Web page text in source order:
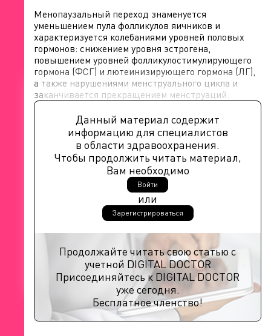
Менопаузальный переход знаменуется
уменьшением пула фолликулов яичников и
характеризуется колебаниями уровней половых
гормонов: снижением уровня эстрогена,
повышением уровней фолликулостимулирующего
гормона (ФСГ) и лютеинизирующего гормона (ЛГ),
а также нарушениями менструального цикла и
заканчивается прекращением менструаций.
Данный материал содержит
информацию для специалистов
в области здравоохранения.
Чтобы продолжить читать материал,
Вам необходимо
Войти
или
Зарегистрироваться
Продолжайте читать свою статью с
учетной DIGITAL DOCTOR
Присоединяйтесь к DIGITAL DOCTOR
уже сегодня.
Бесплатное членство!